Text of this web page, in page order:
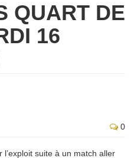
QUART DE
16
0
l’exploit suite à un match aller